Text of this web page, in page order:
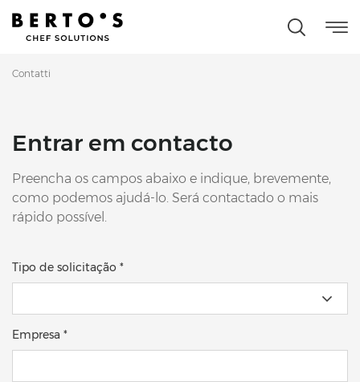
Contatti
Entrar em contacto
Preencha os campos abaixo e indique, brevemente,
como podemos ajudá-lo. Será contactado o mais
rápido possível.
Tipo de solicitação *
Empresa *